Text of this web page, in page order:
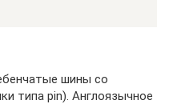
шины со
типа pin). Англоязычное